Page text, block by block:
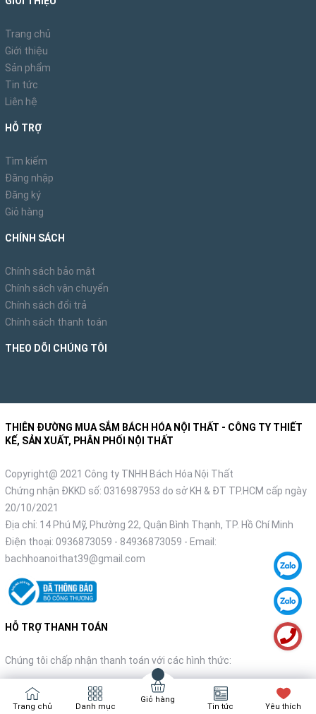
Trang chủ
Giới thiệu
Sản phẩm
Tin tức
Liên hệ
HỖ TRỢ
Tìm kiếm
Đăng nhập
Đăng ký
Giỏ hàng
CHÍNH SÁCH
Chính sách bảo mật
Chính sách vận chuyển
Chính sách đổi trả
Chính sách thanh toán
THEO DÕI CHÚNG TÔI
THIÊN ĐƯỜNG MUA SẮM BÁCH HÓA NỘI THẤT - CÔNG TY THIẾT
KẾ, SẢN XUẤT, PHÂN PHỐI NỘI THẤT
Copyright@ 2021 Công ty TNHH Bách Hóa Nội Thất
Chứng nhận ĐKKD số: 0316987953 do sở KH & ĐT TP.HCM cấp ngày
20/10/2021
Địa chỉ: 14 Phú Mỹ, Phường 22, Quận Bình Thạnh, TP. Hồ Chí Minh
Điện thoại: 0936873059 - 84936873059 - Email:
bachhoanoithat39@gmail.com
HỖ TRỢ THANH TOÁN
Chúng tôi chấp nhận thanh toán với các hình thức:
Trang chủ Danh mục
Giỏ hàng
Tin tức Yêu thích